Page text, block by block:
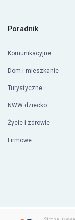
Poradnik
Komunikacyjne
Dom i mieszkanie
Turystyczne
NWW dziecko
Życie i zdrowie
Firmowe